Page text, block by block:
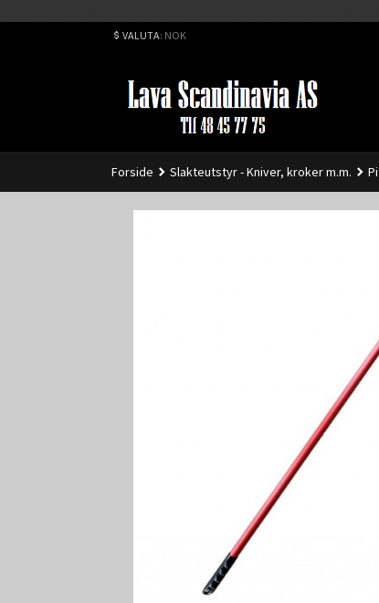
VALUTA: NOK
Forside Slakteutstyr - Kniver, kroker m.m.